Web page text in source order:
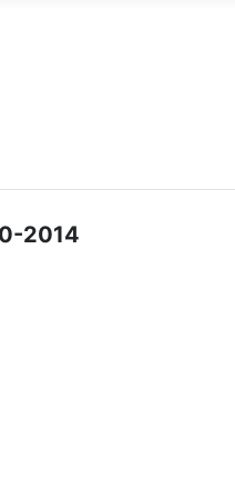
2014
2014 - ΑΝΑΚΟΙΝΟΠΟΙΗΣΗ